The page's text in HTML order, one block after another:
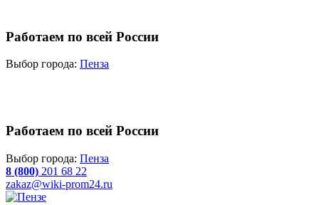
Работаем по всей России
Выбор города: Пенза
Работаем по всей России
Выбор города: Пенза
8 (800) 201 68 22
zakaz@wiki-prom24.ru